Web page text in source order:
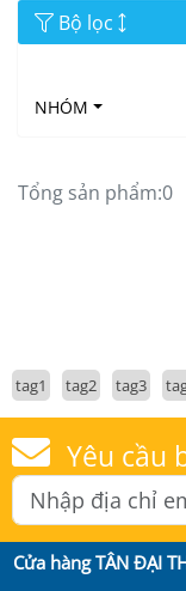
Bộ lọc
NHÓM
Tổng sản phẩm:0
tag1 tag2 tag3
Yêu cầu
Cửa hàng TÂN ĐẠI